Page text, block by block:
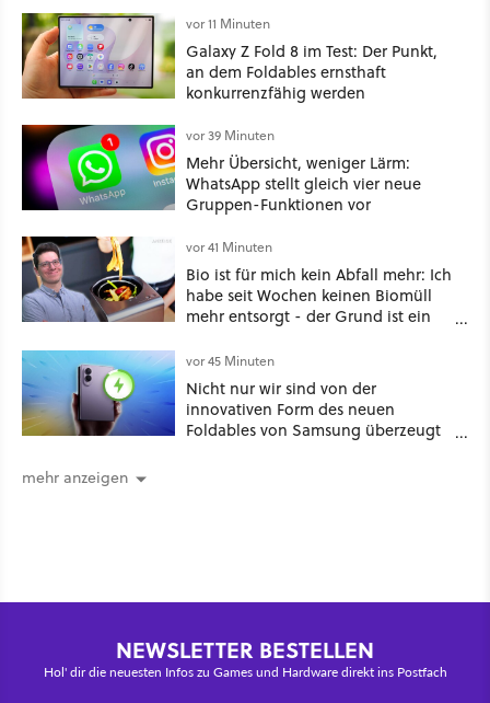
vor 11 Minuten
Galaxy Z Fold 8 im Test: Der Punkt,
an dem Foldables ernsthaft
konkurrenzfähig werden
vor 39 Minuten
Mehr Übersicht, weniger Lärm:
WhatsApp stellt gleich vier neue
Gruppen-Funktionen vor
vor 41 Minuten
Bio ist für mich kein Abfall mehr: Ich
habe seit Wochen keinen Biomüll
mehr entsorgt - der Grund ist ein
vor 45 Minuten
Nicht nur wir sind von der
innovativen Form des neuen
Foldables von Samsung überzeugt
mehr anzeigen
NEWSLETTER BESTELLEN
Hol' dir die neuesten Infos zu Games und Hardware direkt ins Postfach